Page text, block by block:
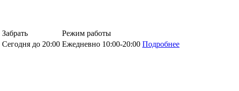
Забрать
Режим работы
Сегодня до 20:00 Ежедневно 10:00-20:00 Подробнее